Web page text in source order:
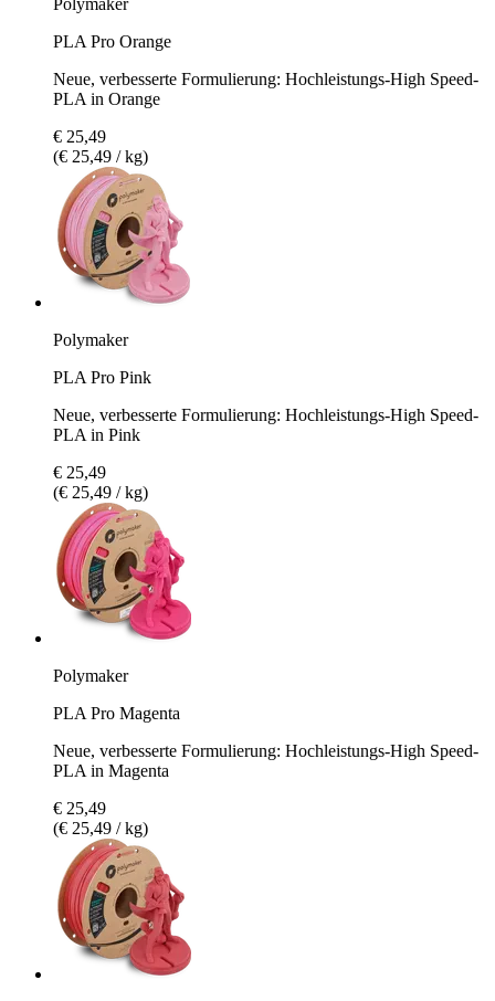
PLA Pro Orange
Neue, verbesserte Formulierung: Hochleistungs-High Speed-
PLA in Orange
€ 25,49
(€ 25,49 / kg)
Polymaker
PLA Pro Pink
Neue, verbesserte Formulierung: Hochleistungs-High Speed-
PLA in Pink
€ 25,49
(€ 25,49 / kg)
Polymaker
PLA Pro Magenta
Neue, verbesserte Formulierung: Hochleistungs-High Speed-
PLA in Magenta
€ 25,49
(€ 25,49 / kg)